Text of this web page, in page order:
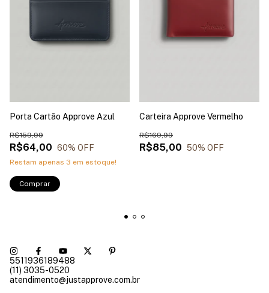
Porta Cartão Approve Azul
R$64,00
R$159,99
60% OFF
Restam apenas 3 em estoque!
Comprar
Carteira Approve Vermelho
R$85,00
R$169,99
50% OFF
5511936189488
(11) 3035-0520
atendimento@justapprove.com.br